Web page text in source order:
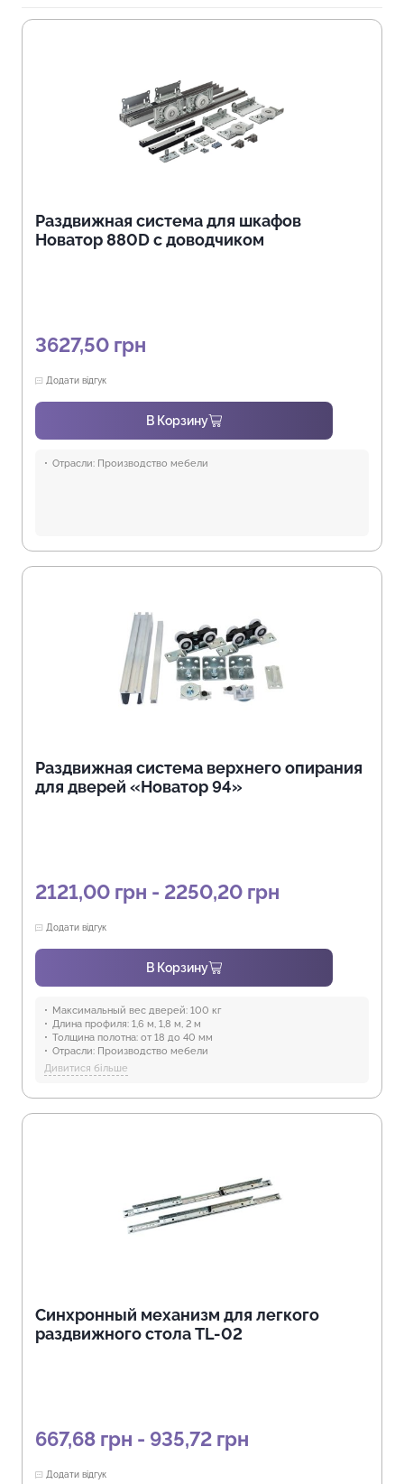
Раздвижная система для шкафов
Новатор 880D с доводчиком
3627,50 грн
Додати відгук
В Корзину
Отрасли: Производство мебели
Раздвижная система верхнего опирания
для дверей «Новатор 94»
2121,00 грн - 2250,20 грн
Додати відгук
В Корзину
Максимальный вес дверей: 100 кг
Длина профиля: 1,6 м, 1,8 м, 2 м
Толщина полотна: от 18 до 40 мм
Отрасли: Производство мебели
Предназначение:
Защита от воды:
Дивитися більше
Синхронный механизм для легкого
раздвижного стола TL-02
667,68 грн - 935,72 грн
Додати відгук